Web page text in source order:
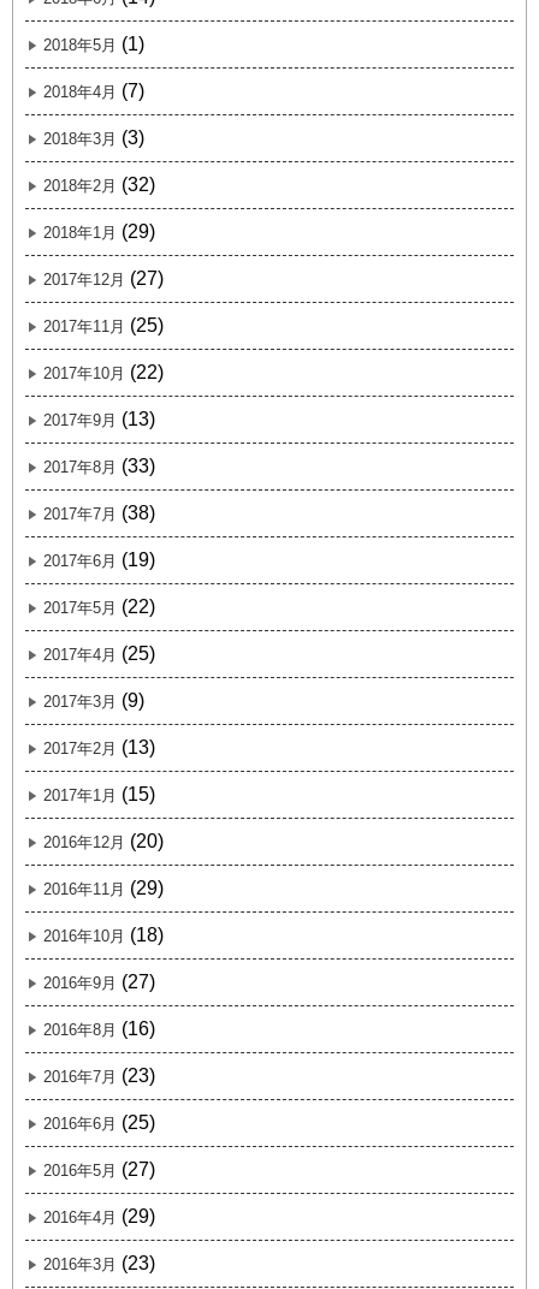
2018年5月 (1)
2018年4月 (7)
2018年3月 (3)
2018年2月 (32)
2018年1月 (29)
2017年12月 (27)
2017年11月 (25)
2017年10月 (22)
2017年9月 (13)
2017年8月 (33)
2017年7月 (38)
2017年6月 (19)
2017年5月 (22)
2017年4月 (25)
2017年3月 (9)
2017年2月 (13)
2017年1月 (15)
2016年12月 (20)
2016年11月 (29)
2016年10月 (18)
2016年9月 (27)
2016年8月 (16)
2016年7月 (23)
2016年6月 (25)
2016年5月 (27)
2016年4月 (29)
2016年3月 (23)